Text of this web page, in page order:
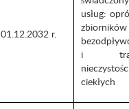
01.12.2032 r.
usług:
zbiorników
i
ciekłych